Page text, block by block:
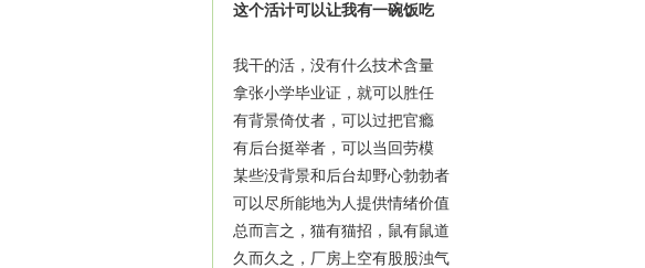
这个活计可以让我有一碗饭吃
我干的活，没有什么技术含量
拿张小学毕业证，就可以胜任
有背景倚仗者，可以过把官瘾
有后台挺举者，可以当回劳模
某些没背景和后台却野心勃勃者
可以尽所能地为人提供情绪价值
总而言之，猫有猫招，鼠有鼠道
久而久之，厂房上空有股股浊气